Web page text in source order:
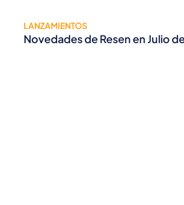
LANZAMIENTOS
Novedades de Resen en Julio